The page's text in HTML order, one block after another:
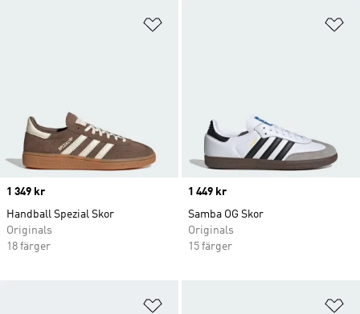
Price
1 349 kr
Handball Spezial Skor
Originals
18 färger
Price
1 449 kr
Samba OG Skor
Originals
15 färger